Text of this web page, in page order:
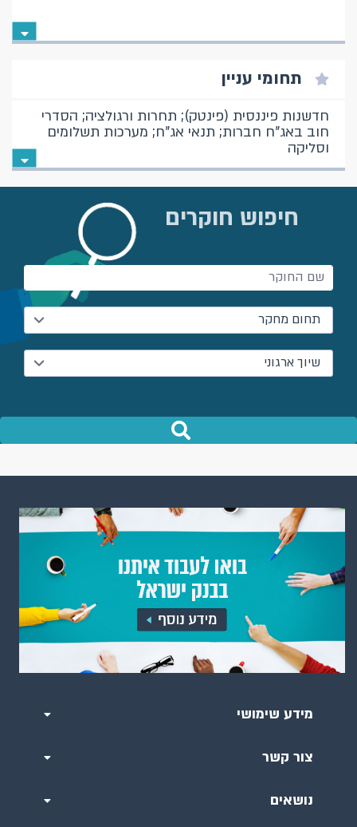
תחומי עניין
חדשנות פיננסית (פינטק); תחרות ורגולציה; הסדרי
חוב באג"ח חברות; תנאי אג"ח; מערכות תשלומים
וסליקה
חיפוש חוקרים
תחום מחקר
שיוך ארגוני
מידע שימושי
צור קשר
נושאים